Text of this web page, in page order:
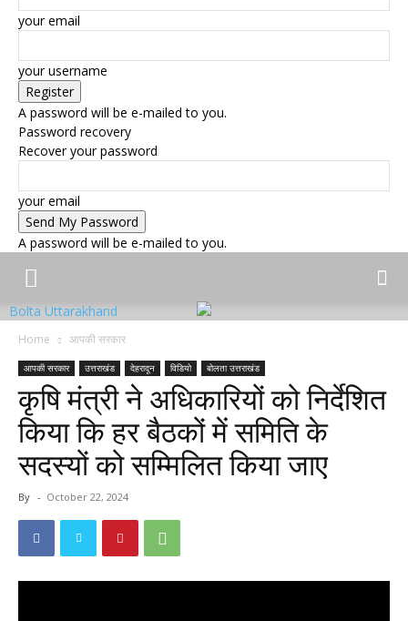
your email
your username
A password will be e-mailed to you.
Password recovery
Recover your password
your email
A password will be e-mailed to you.
Bolta Uttarakhand
Home आपकी सरकार
आपकी सरकार उत्तराखंड देहरादून विडियो बोलता उत्तराखंड
कृषि मंत्री ने अधिकारियों को निर्देशित
किया कि हर बैठकों में समिति के
सदस्यों को सम्मिलित किया जाए
By - October 22, 2024